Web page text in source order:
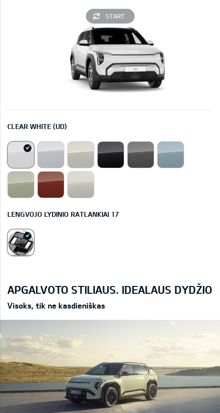
START
CLEAR WHITE (UD)
LENGVOJO LYDINIO RATLANKIAI 17
APGALVOTO STILIAUS. IDEALAUS DYDŽIO
Visoks, tik ne kasdieniškas